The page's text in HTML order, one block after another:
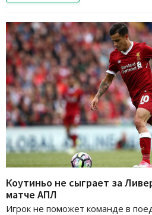
Коутиньо не сыграет за
матче АПЛ
Игрок не поможет команде в